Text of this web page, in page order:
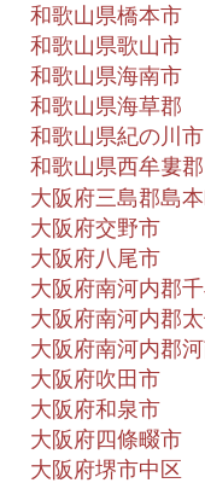
和歌山県橋本市
和歌山県歌山市
和歌山県海南市
和歌山県海草郡
和歌山県紀の川市
和歌山県西牟婁郡
大阪府三島郡島
大阪府交野市
大阪府八尾市
大阪府南河内郡
大阪府南河内郡
大阪府南河内郡
大阪府吹田市
大阪府和泉市
大阪府四條畷市
大阪府堺市中区